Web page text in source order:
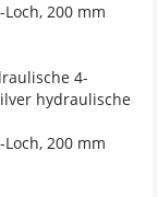
Loch, 200 mm
4-
hydraulische
Loch, 200 mm